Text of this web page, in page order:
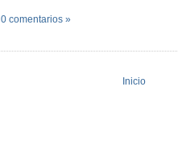
0 comentarios »
Inicio